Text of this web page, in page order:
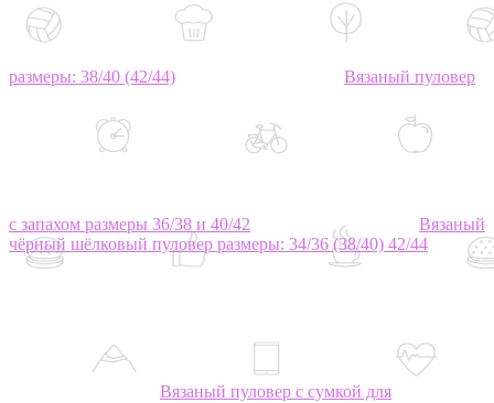
размеры: 38/40 (42/44) Вязаный пуловер
с запахом размеры 36/38 и 40/42
Вязаный
чёрный шёлковый пуловер размеры: 34/36 (38/40) 42/44
Вязаный пуловер с сумкой для